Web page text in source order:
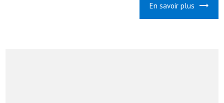
En savoir plus